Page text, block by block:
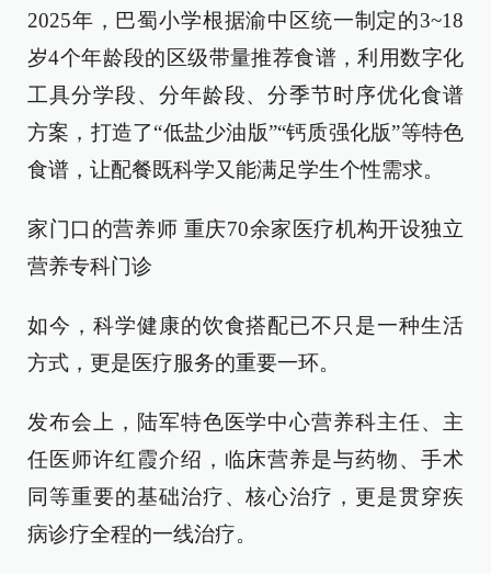
2025年，巴蜀小学根据渝中区统一制定的3~18
岁4个年龄段的区级带量推荐食谱，利用数字化
工具分学段、分年龄段、分季节时序优化食谱
方案，打造了“低盐少油版”“钙质强化版”等特色
食谱，让配餐既科学又能满足学生个性需求。
家门口的营养师 重庆70余家医疗机构开设独立
营养专科门诊
如今，科学健康的饮食搭配已不只是一种生活
方式，更是医疗服务的重要一环。
发布会上，陆军特色医学中心营养科主任、主
任医师许红霞介绍，临床营养是与药物、手术
同等重要的基础治疗、核心治疗，更是贯穿疾
病诊疗全程的一线治疗。